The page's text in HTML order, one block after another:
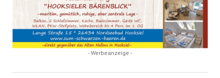
- Werbeanzeige -